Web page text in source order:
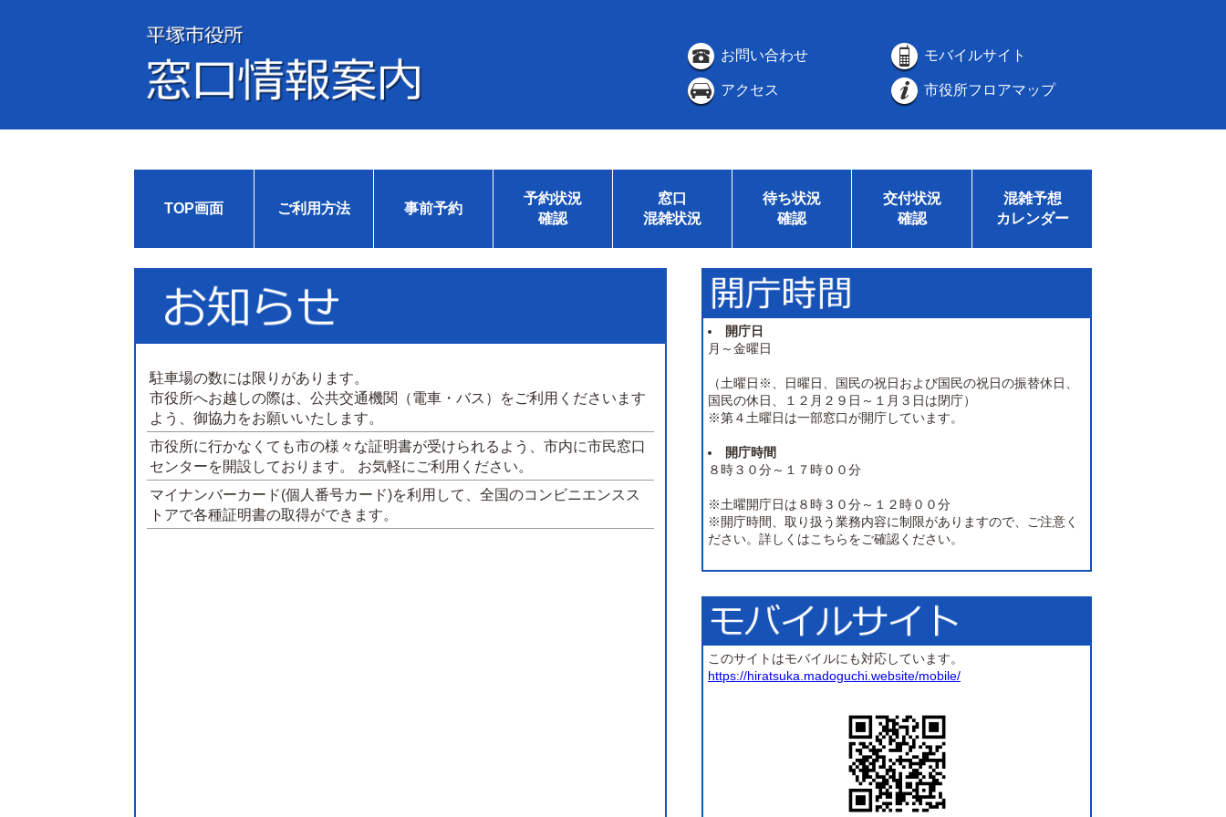
お問い合わせ モバイルサイト
アクセス 市役所フロアマップ
TOP画面 ご利用方法 事前予約
予約状況
確認
窓口
混雑状況
待ち状況
確認
交付状況
確認
混雑予想
カレンダー
駐車場の数には限りがあります。
市役所へお越しの際は、公共交通機関（電車・バス）をご利用くださいます
よう、御協力をお願いいたします。
市役所に行かなくても市の様々な証明書が受けられるよう、市内に市民窓口
センターを開設しております。 お気軽にご利用ください。
マイナンバーカード(個人番号カード)を利用して、全国のコンビニエンスス
トアで各種証明書の取得ができます。
開庁日
月～金曜日
（土曜日※、日曜日、国民の祝日および国民の祝日の振替休日、
国民の休日、１２月２９日～１月３日は閉庁）
※第４土曜日は一部窓口が開庁しています。
開庁時間
８時３０分～１７時００分
※土曜開庁日は８時３０分～１２時００分
※開庁時間、取り扱う業務内容に制限がありますので、ご注意く
ださい。詳しくはこちらをご確認ください。
このサイトはモバイルにも対応しています。
https://hiratsuka.madoguchi.website/mobile/